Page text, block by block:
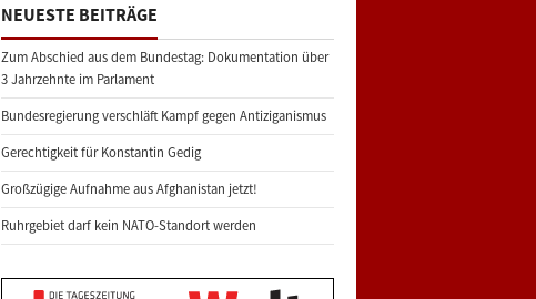
NEUESTE BEITRÄGE
Zum Abschied aus dem Bundestag: Dokumentation über
3 Jahrzehnte im Parlament
Bundesregierung verschläft Kampf gegen Antiziganismus
Gerechtigkeit für Konstantin Gedig
Großzügige Aufnahme aus Afghanistan jetzt!
Ruhrgebiet darf kein NATO-Standort werden